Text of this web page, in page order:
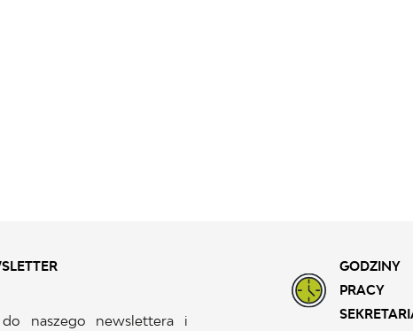
naszego newslettera i
GODZINY
PRACY